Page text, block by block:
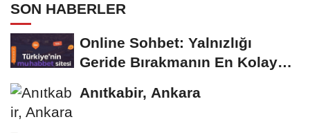
SON HABERLER
Online Sohbet: Yalnızlığı
Geride Bırakmanın En Kolay
Anıtkabir, Ankara